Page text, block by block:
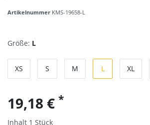
Artikelnummer KMS-19658-L
Größe: L
XS S M L XL
19,18 € *
Inhalt 1 Stück